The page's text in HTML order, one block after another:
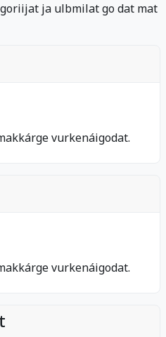
ja ulbmilat go dat mat
vurkenáigodat.
vurkenáigodat.